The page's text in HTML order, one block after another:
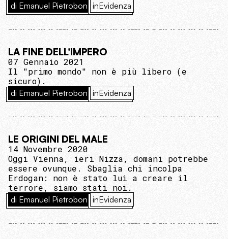
di Emanuel Pietrobon inEvidenza
LA FINE DELL'IMPERO
07 Gennaio 2021
Il "primo mondo" non è più libero (e
sicuro).
di Emanuel Pietrobon inEvidenza
LE ORIGINI DEL MALE
14 Novembre 2020
Oggi Vienna, ieri Nizza, domani potrebbe
essere ovunque. Sbaglia chi incolpa
Erdogan: non è stato lui a creare il
terrore, siamo stati noi.
di Emanuel Pietrobon inEvidenza